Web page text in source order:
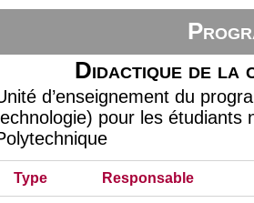
Didactique de la
d’enseignement du
pour les étudiants
Type Responsable